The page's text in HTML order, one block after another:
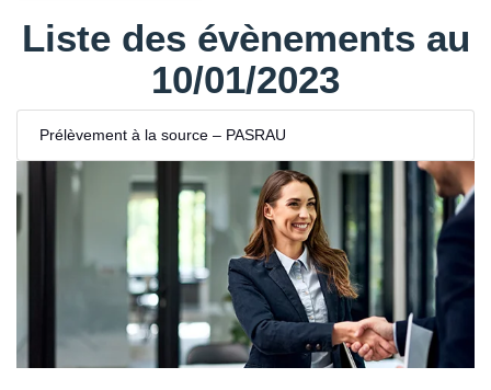
Liste des évènements au
10/01/2023
Prélèvement à la source – PASRAU